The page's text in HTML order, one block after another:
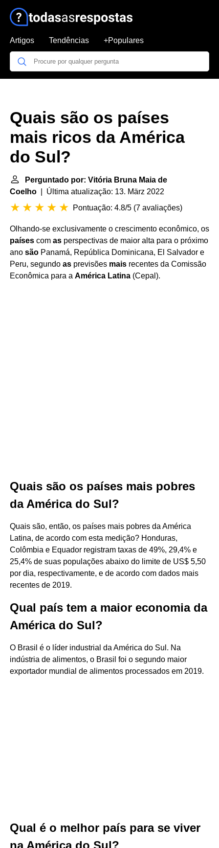
Artigos Tendências +Populares
Quais são os países
mais ricos da América
do Sul?
Perguntado por: Vitória Bruna Maia de
Coelho | Última atualização: 13. März 2022
Pontuação: 4.8/5 (7 avaliações)
Olhando-se exclusivamente o crescimento econômico, os
países com as perspectivas de maior alta para o próximo
ano são Panamá, República Dominicana, El Salvador e
Peru, segundo as previsões mais recentes da Comissão
Econômica para a América Latina (Cepal).
Quais são os países mais pobres
da América do Sul?
Quais são, então, os países mais pobres da América
Latina, de acordo com esta medição? Honduras,
Colômbia e Equador registram taxas de 49%, 29,4% e
25,4% de suas populações abaixo do limite de US$ 5,50
por dia, respectivamente, e de acordo com dados mais
recentes de 2019.
Qual país tem a maior economia da
América do Sul?
O Brasil é o líder industrial da América do Sul. Na
indústria de alimentos, o Brasil foi o segundo maior
exportador mundial de alimentos processados ​​em 2019.
Qual é o melhor país para se viver
na América do Sul?